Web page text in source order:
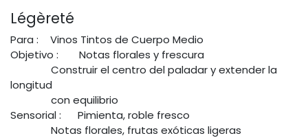
Légèreté
Para :
Vinos Tintos de Cuerpo Medio
Objetivo :
Notas florales y frescura
Construir el centro del paladar y extender la
longitud
con equilibrio
Sensorial :
Pimienta, roble fresco
Notas florales, frutas exóticas ligeras